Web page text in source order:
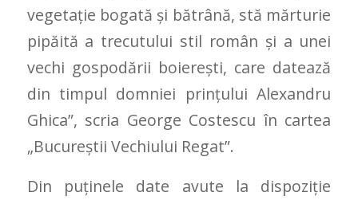
vegetaţie bogată şi bătrână, stă mărturie
pipăită a trecutului stil român şi a unei
vechi gospodării boiereşti, care datează
din timpul domniei prinţului Alexandru
Ghica”, scria George Costescu în cartea
„Bucureştii Vechiului Regat”.
Din puținele date avute la dispoziție